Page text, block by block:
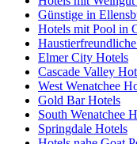
Günstige in
Hotels mit Pool in
Elmer City Hotels
Cascade Valley
West Wenatchee
Gold Bar Hotels
South Wenatchee
Springdale Hotels